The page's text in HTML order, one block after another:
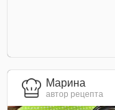
Марина
автор рецепта